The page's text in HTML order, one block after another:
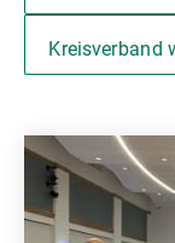
Kreisverband